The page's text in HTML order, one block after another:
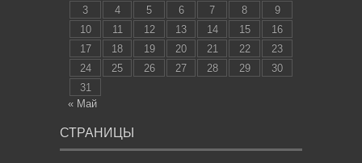
3
4 5 6 7 8
9
10
11 12 13 14 15
16
17
18 19 20 21 22
23
24
25 26 27 28 29
30
31
« Май
СТРАНИЦЫ